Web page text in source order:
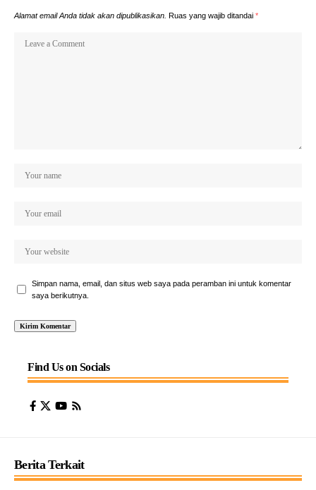
Alamat email Anda tidak akan dipublikasikan. Ruas yang wajib ditandai *
Simpan nama, email, dan situs web saya pada peramban ini untuk komentar
saya berikutnya.
Find Us on Socials
Berita Terkait